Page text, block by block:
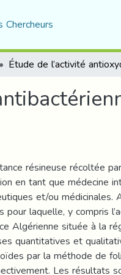
résineuse récoltée
en tant que médecine
et/ou médicinales.
laquelle, y compris
Algérienne située à la
quantitatives et
par la méthode de
Les résultats